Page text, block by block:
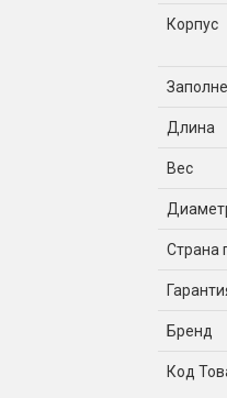
Корпус
Длина
Вес
Страна
Бренд
Код